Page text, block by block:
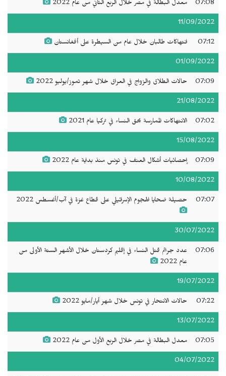
07:08 معدل البطالة في مصر خلال الربع الثاني من عام 2022
11/09/2022
07:12 انتهاكات طالبان خلال عام من السيطرة على أفغانستان
01/09/2022
07:09 حالات الطلاق والزواج في العراق خلال شهر تموز/يوليو 2022
21/08/2022
07:02 الانتهاكات الممارسة بحق النساء في تركيا عام 2021
15/08/2022
07:09 إحصائيات أشكال العنف في تونس منذ بداية عام 2022
10/08/2022
07:07 حصيلة ضحايا الهجوم الإسرائيلي على قطاع غزة في آب/أغسطس 2022
30/07/2022
07:06
عدد جرائم قتل النساء في إقليم كردستان خلال الأشهر الستة الأولى من
عام 2022
19/07/2022
07:22 حالات الانتحار في تونس خلال شهر أيار/مايو 2022
13/07/2022
07:05 معدل البطالة في مصر خلال الربع الأول من عام 2022
04/07/2022